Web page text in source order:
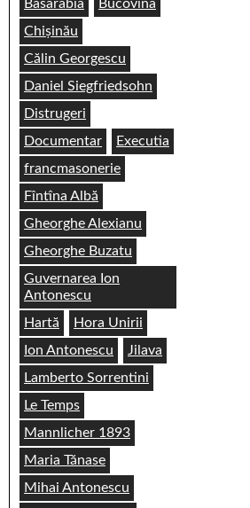
Basarabia
Bucovina
Chișinău
Călin Georgescu
Daniel Siegfriedsohn
Distrugeri
Documentar
Executia
francmasonerie
Fîntîna Albă
Gheorghe Alexianu
Gheorghe Buzatu
Guvernarea Ion
Antonescu
Hartă
Hora Unirii
Ion Antonescu
Jilava
Lamberto Sorrentini
Le Temps
Mannlicher 1893
Maria Tănase
Mihai Antonescu